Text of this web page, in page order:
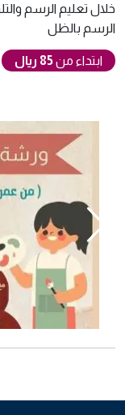
خلال تعليم الرسم
الرسم بالظل
ابتداء من85 ريال